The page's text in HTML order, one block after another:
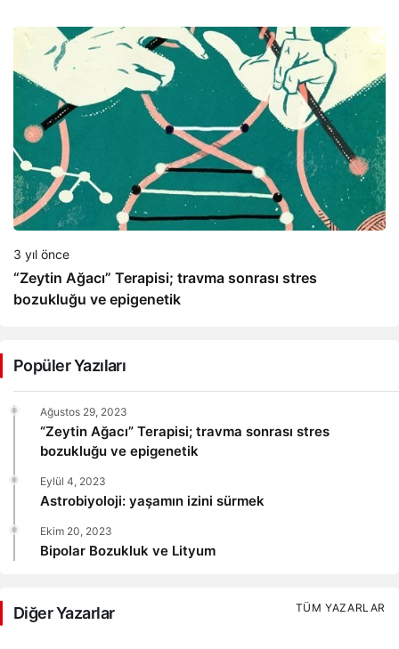
3 yıl önce
“Zeytin Ağacı” Terapisi; travma sonrası stres
bozukluğu ve epigenetik
Popüler Yazıları
“Zeytin Ağacı” Terapisi; travma sonrası stres
bozukluğu ve epigenetik
Ağustos 29, 2023
Astrobiyoloji: yaşamın izini sürmek
Eylül 4, 2023
Bipolar Bozukluk ve Lityum
Ekim 20, 2023
Diğer Yazarlar TÜM YAZARLAR